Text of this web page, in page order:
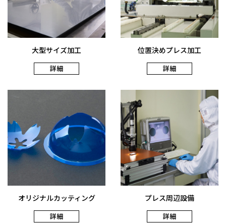
大型サイズ加工
詳細
位置決めプレス加工
詳細
オリジナルカッティング
詳細
プレス周辺設備
詳細